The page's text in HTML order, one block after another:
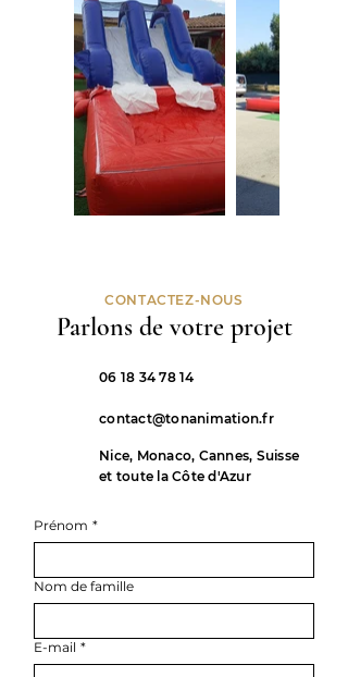
CONTACTEZ-NOUS
Parlons de votre projet
06 18 34 78 14
contact@tonanimation.fr
Nice, Monaco, Cannes, Suisse
et toute la Côte d'Azur
Prénom *
Nom de famille
E-mail *